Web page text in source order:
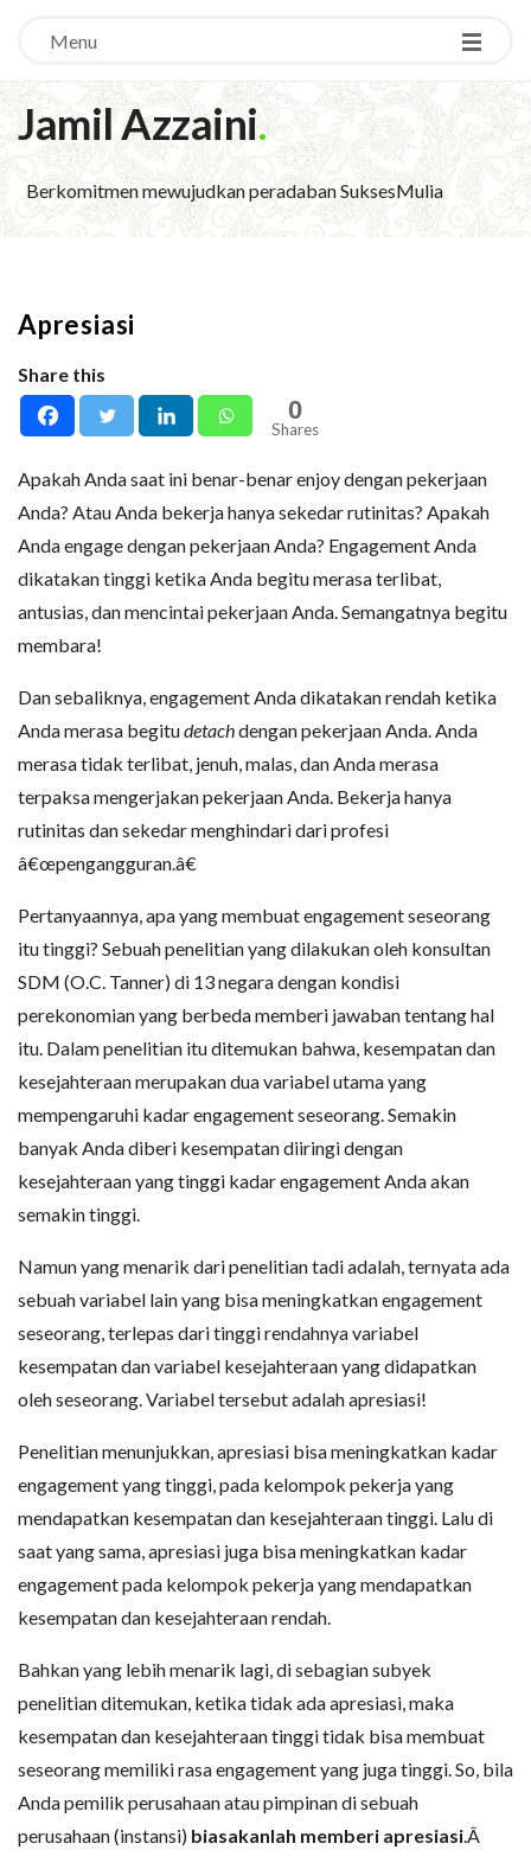
Menu
Jamil Azzaini.
Berkomitmen mewujudkan peradaban SuksesMulia
Apresiasi
Share this
0
Shares
Apakah Anda saat ini benar-benar enjoy dengan pekerjaan
Anda? Atau Anda bekerja hanya sekedar rutinitas? Apakah
Anda engage dengan pekerjaan Anda? Engagement Anda
dikatakan tinggi ketika Anda begitu merasa terlibat,
antusias, dan mencintai pekerjaan Anda. Semangatnya begitu
membara!
Dan sebaliknya, engagement Anda dikatakan rendah ketika
Anda merasa begitudetachdengan pekerjaan Anda. Anda
merasa tidak terlibat, jenuh, malas, dan Anda merasa
terpaksa mengerjakan pekerjaan Anda. Bekerja hanya
rutinitas dan sekedar menghindari dari profesi
â€œpengangguran.â€
Pertanyaannya, apa yang membuat engagement seseorang
itu tinggi? Sebuah penelitian yang dilakukan oleh konsultan
SDM (O.C. Tanner) di 13 negara dengan kondisi
perekonomian yang berbeda memberi jawaban tentang hal
itu. Dalam penelitian itu ditemukan bahwa, kesempatan dan
kesejahteraan merupakan dua variabel utama yang
mempengaruhi kadar engagement seseorang. Semakin
banyak Anda diberi kesempatan diiringi dengan
kesejahteraan yang tinggi kadar engagement Anda akan
semakin tinggi.
Namun yang menarik dari penelitian tadi adalah, ternyata ada
sebuah variabel lain yang bisa meningkatkan engagement
seseorang, terlepas dari tinggi rendahnya variabel
kesempatan dan variabel kesejahteraan yang didapatkan
oleh seseorang. Variabel tersebut adalah apresiasi!
Penelitian menunjukkan, apresiasi bisa meningkatkan kadar
engagement yang tinggi, pada kelompok pekerja yang
mendapatkan kesempatan dan kesejahteraan tinggi. Lalu di
saat yang sama, apresiasi juga bisa meningkatkan kadar
engagement pada kelompok pekerja yang mendapatkan
kesempatan dan kesejahteraan rendah.
Bahkan yang lebih menarik lagi, di sebagian subyek
penelitian ditemukan, ketika tidak ada apresiasi, maka
kesempatan dan kesejahteraan tinggi tidak bisa membuat
seseorang memiliki rasa engagement yang juga tinggi. So, bila
Anda pemilik perusahaan atau pimpinan di sebuah
perusahaan (instansi) biasakanlah memberi apresiasi.Â